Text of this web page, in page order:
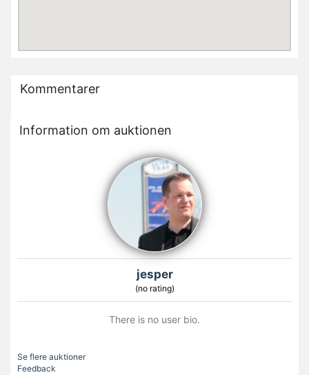
Kommentarer
Information om auktionen
jesper
(no rating)
There is no user bio.
Se flere auktioner
Feedback